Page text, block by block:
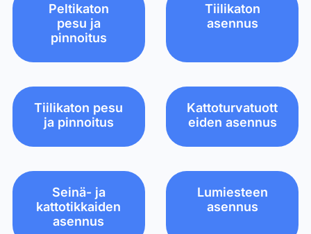
Peltikaton
pesu ja
pinnoitus
Tiilikaton
asennus
Tiilikaton pesu
ja pinnoitus
Kattoturvatuott
eiden asennus
Seinä- ja
kattotikkaiden
asennus
Lumiesteen
asennus